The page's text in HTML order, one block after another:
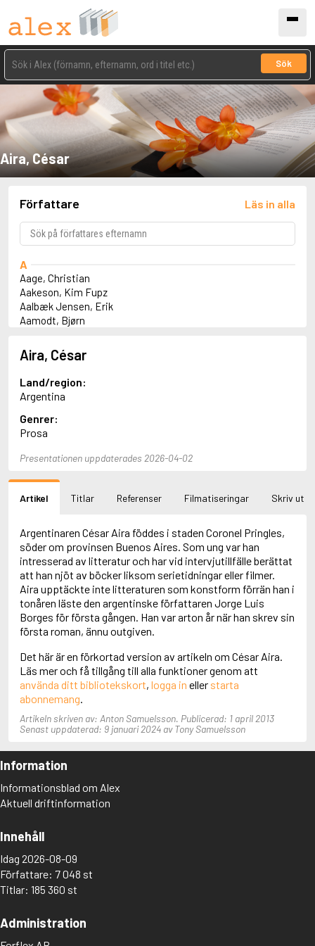
Sök
Aira, César
Författare Läs in alla
A
Aage, Christian
Aakeson, Kim Fupz
Aalbæk Jensen, Erik
Aamodt, Bjørn
Abbey, Kieran
Abbot, Anthony
Abbott, John
Abbott, Megan
Abdel-Fattah, Randa
Abdolah, Kader
Abé, Kobo
Abele, Inga
Aboulela, Leila
Abrahams, Peter (f. 1947)
Abrahamson, Emmy
Abse, Dannie
Abu-Jaber, Diana
Abulhawa, Susan
Aburas, Lone
Achebe, Chinua
Achmatova, Anna
Ackebo, Lena
Acker, Kathy
Ackroyd, Peter
Adam de la Halle
Adamov, Arthur
Adams, Douglas
Adams, Richard
Adbåge, Emma
Adbåge, Lisen
Adiga, Aravind
Adler-Olsen, Jussi
Adlerbeth, Gudmund Jöran
Adnan, Etel
Adolfsson, Eva
Adolfsson, Gunnar
Adolfsson, Josefine
Aira, César
Land/region:
Argentina
Genrer:
Prosa
Presentationen uppdaterades 2026-04-02
Artikel Titlar Referenser Filmatiseringar Skriv ut
Argentinaren César Aira föddes i staden Coronel Pringles,
söder om provinsen Buenos Aires. Som ung var han
intresserad av litteratur och har vid intervjutillfälle berättat
att han njöt av böcker liksom serietidningar eller filmer.
Aira upptäckte inte litteraturen som konstform förrän han i
tonåren läste den argentinske författaren Jorge Luis
Borges för första gången. Han var arton år när han skrev sin
första roman, ännu outgiven.
Det här är en förkortad version av artikeln om César Aira.
Läs mer och få tillgång till alla funktioner genom att
använda ditt bibliotekskort, logga in eller starta
abonnemang.
Artikeln skriven av: Anton Samuelsson. Publicerad: 1 april 2013
Senast uppdaterad: 9 januari 2024 av Tony Samuelsson
Information
Informationsblad om Alex
Aktuell driftinformation
Innehåll
Idag 2026-08-09
Författare: 7 048 st
Titlar: 185 360 st
Administration